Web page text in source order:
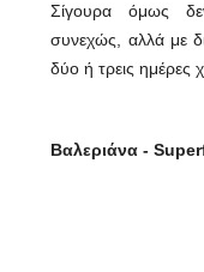
Σίγουρα όμως
συνεχώς, αλλά με
δύο ή τρεις ημέρες
Βαλεριάνα -